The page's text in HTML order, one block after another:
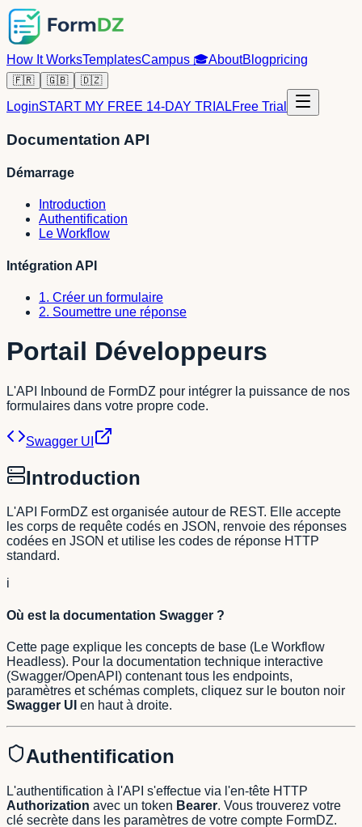
How It WorksTemplatesCampus 🎓AboutBlogpricing
🇫🇷 🇬🇧 🇩🇿
LoginSTART MY FREE 14-DAY TRIALFree Trial
Documentation API
Démarrage
Introduction
Authentification
Le Workflow
Intégration API
1. Créer un formulaire
2. Soumettre une réponse
Portail Développeurs
L'API Inbound de FormDZ pour intégrer la puissance de nos
formulaires dans votre propre code.
Swagger UI
Introduction
L'API FormDZ est organisée autour de REST. Elle accepte
les corps de requête codés en JSON, renvoie des réponses
codées en JSON et utilise les codes de réponse HTTP
standard.
i
Où est la documentation Swagger ?
Cette page explique les concepts de base (Le Workflow
Headless). Pour la documentation technique interactive
(Swagger/OpenAPI) contenant tous les endpoints,
paramètres et schémas complets, cliquez sur le bouton noir
Swagger UI en haut à droite.
Authentification
L'authentification à l'API s'effectue via l'en-tête HTTP
Authorization avec un token Bearer. Vous trouverez votre
clé secrète dans les paramètres de votre compte FormDZ.